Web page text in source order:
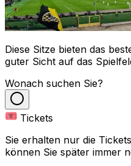
Diese Sitze bieten das
guter Sicht auf das
Wonach suchen Sie?
Tickets
Sie erhalten nur die
können Sie später immer